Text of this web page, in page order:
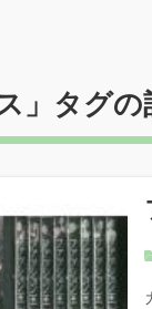
」タグ